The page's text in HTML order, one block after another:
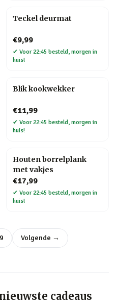
Teckel deurmat
€9,99
✔ Voor 22:45 besteld, morgen in
huis!
Blik kookwekker
€11,99
✔ Voor 22:45 besteld, morgen in
huis!
Houten borrelplank
met vakjes
€17,99
✔ Voor 22:45 besteld, morgen in
huis!
Volgende →
cadeaus